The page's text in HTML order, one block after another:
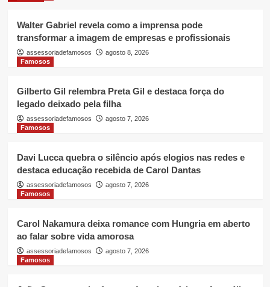
Walter Gabriel revela como a imprensa pode
transformar a imagem de empresas e profissionais
assessoriadefamosos
agosto 8, 2026
Famosos
Gilberto Gil relembra Preta Gil e destaca força do
legado deixado pela filha
assessoriadefamosos
agosto 7, 2026
Famosos
Davi Lucca quebra o silêncio após elogios nas redes e
destaca educação recebida de Carol Dantas
assessoriadefamosos
agosto 7, 2026
Famosos
Carol Nakamura deixa romance com Hungria em aberto
ao falar sobre vida amorosa
assessoriadefamosos
agosto 7, 2026
Famosos